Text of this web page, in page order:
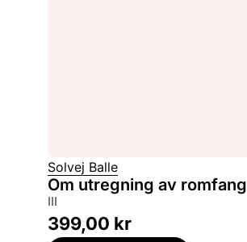
Solvej Balle
Om utregning av romfang
III
399,00 kr